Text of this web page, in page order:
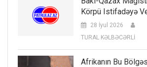
Körpü Istifadəyə
28 İyul 2026
TURAL KƏLBƏCƏRLİ
Afrikanın Bu